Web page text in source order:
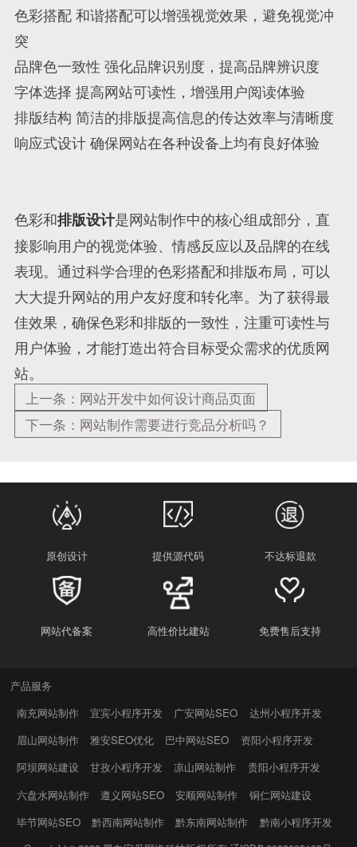
色彩搭配 和谐搭配可以增强视觉效果，避免视觉冲
突
品牌色一致性 强化品牌识别度，提高品牌辨识度
字体选择 提高网站可读性，增强用户阅读体验
排版结构 简洁的排版提高信息的传达效率与清晰度
响应式设计 确保网站在各种设备上均有良好体验
色彩和排版设计是网站制作中的核心组成部分，直
接影响用户的视觉体验、情感反应以及品牌的在线
表现。通过科学合理的色彩搭配和排版布局，可以
大大提升网站的用户友好度和转化率。为了获得最
佳效果，确保色彩和排版的一致性，注重可读性与
用户体验，才能打造出符合目标受众需求的优质网
站。
上一条：网站开发中如何设计商品页面
下一条：网站制作需要进行竞品分析吗？
原创设计 提供源代码 不达标退款
网站代备案 高性价比建站 免费售后支持
产品服务
南充网站制作
宜宾小程序开发 广安网站SEO
达州小程序开发
眉山网站制作
雅安SEO优化 巴中网站SEO
资阳小程序开发
阿坝网站建设
甘孜小程序开发 凉山网站制作
贵阳小程序开发
六盘水网站制作
遵义网站SEO 安顺网站制作
铜仁网站建设
毕节网站SEO
黔西南网站制作 黔东南网站制作 黔南小程序开发